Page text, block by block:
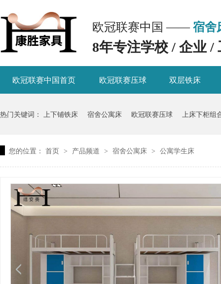
欧冠联赛中国 ——宿舍
8年专注学校 / 企业 /
欧冠联赛中国首页 欧冠联赛压球 双层铁床
热门关键词： 上下铺铁床 宿舍公寓床 欧冠联赛压球 上床下柜组
您的位置： 首页 > 产品频道 > 宿舍公寓床 > 公寓学生床